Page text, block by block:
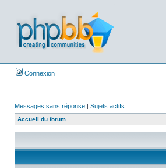
Connexion
Messages sans réponse | Sujets actifs
Accueil du forum